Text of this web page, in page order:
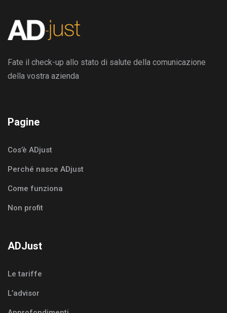
Fate il check-up allo stato di salute della comunicazione
della vostra azienda
Pagine
Cos’è ADjust
Perché nasce ADjust
Come funziona
Non profit
ADJust
Le tariffe
L’advisor